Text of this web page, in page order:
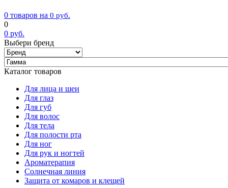
0 товаров на 0 руб.
0
0 руб.
Выбери бренд
Каталог товаров
Для лица и шеи
Для глаз
Для губ
Для волос
Для тела
Для полости рта
Для ног
Для рук и ногтей
Ароматерапия
Солнечная линия
Защита от комаров и клещей